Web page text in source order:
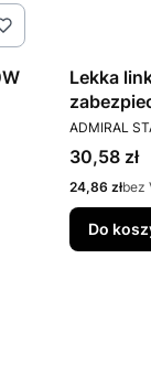
Lekka
pętelką i
60cm
PRODUCENT
ADMIRAL
Cena
30,58 zł
Cena
24,86 złbez
Do